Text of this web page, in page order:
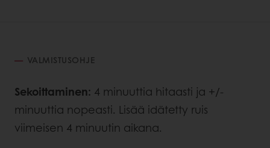
VALMISTUSOHJE
Sekoittaminen: 4 minuuttia hitaasti ja +/-
minuuttia nopeasti. Lisää idätetty ruis
viimeisen 4 minuutin aikana.